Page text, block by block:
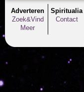
Adverteren
Zoek&Vind
Meer
Spiritualia
Contact